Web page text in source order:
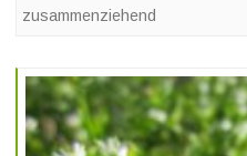
zusammenziehend